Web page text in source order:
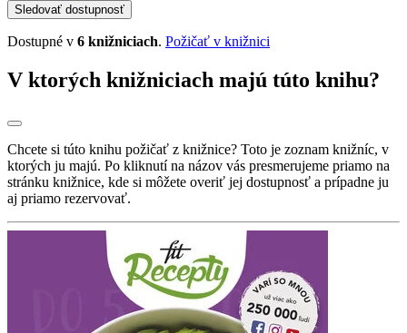
Sledovať dostupnosť
Dostupné v 6 knižniciach. Požičať v knižnici
V ktorých knižniciach majú túto knihu?
Chcete si túto knihu požičať z knižnice? Toto je zoznam knižníc, v
ktorých ju majú. Po kliknutí na názov vás presmerujeme priamo na
stránku knižnice, kde si môžete overiť jej dostupnosť a prípadne ju
aj priamo rezervovať.